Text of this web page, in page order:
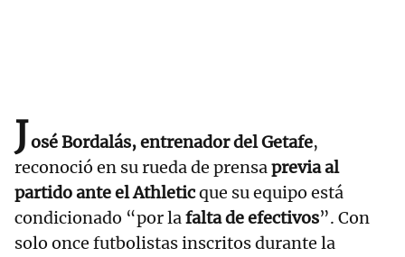
José Bordalás, entrenador del Getafe,
reconoció en su rueda de prensaprevia al
partido ante el Athleticque su equipo está
condicionado “por lafalta de efectivos”. Con
solo once futbolistas inscritos durante la